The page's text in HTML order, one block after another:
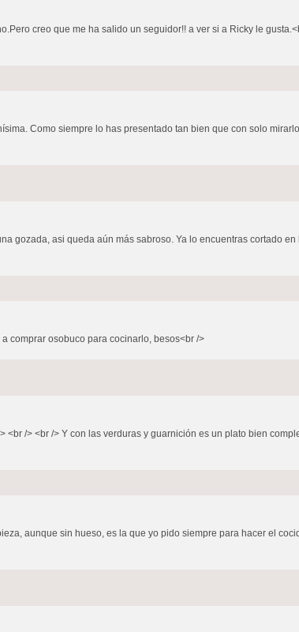
creo que me ha salido un seguidor!! a ver si a Ricky le
Como siempre lo has presentado tan bien que con solo
gozada, asi queda aún más sabroso. Ya lo encuentras cortado
comprar osobuco para cocinarlo, besos<br />
/> <br /> Y con las verduras y guarnición es un plato bien
aunque sin hueso, es la que yo pido siempre para hacer el